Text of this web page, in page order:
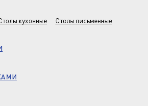
кухонные Столы письменные